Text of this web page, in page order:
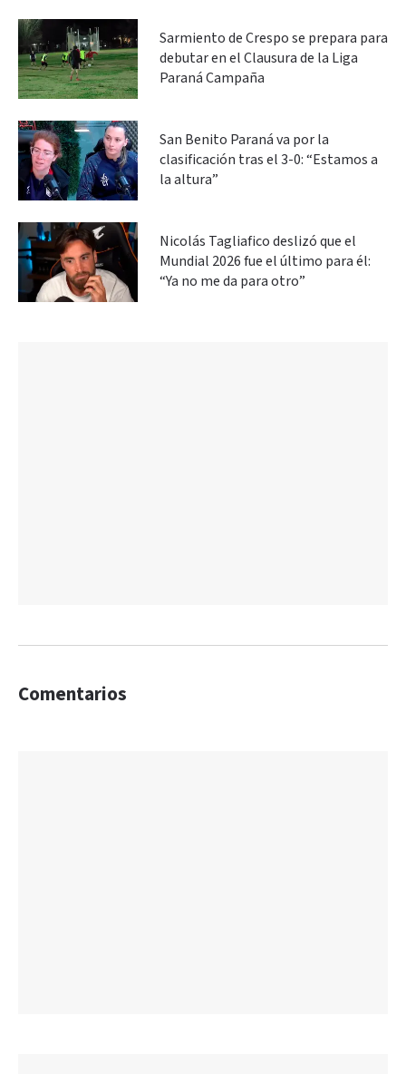
Sarmiento de Crespo se prepara para
debutar en el Clausura de la Liga
Paraná Campaña
San Benito Paraná va por la
clasificación tras el 3-0: “Estamos a
la altura”
Nicolás Tagliafico deslizó que el
Mundial 2026 fue el último para él:
“Ya no me da para otro”
Comentarios